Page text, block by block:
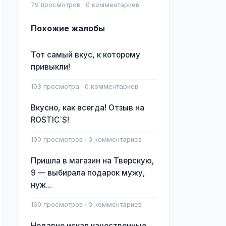
79 просмотров · 0 комментариев
Похожие жалобы
Тот самый вкус, к которому
привыкли!
103 просмотра · 0 комментариев
Вкусно, как всегда! Отзыв на
ROSTIC`S!
100 просмотров · 0 комментариев
Пришла в магазин на Тверскую,
9 — выбирала подарок мужу,
нуж...
160 просмотров · 0 комментариев